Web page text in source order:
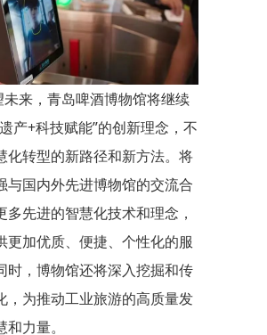
来，青岛啤酒博物馆将继续
产+科技赋能”的创新理念，不
化转型的新路径和新方法。将
与国内外先进博物馆的交流合
多先进的智慧化技术和理念，
更加优质、便捷、个性化的服
时，博物馆还将深入挖掘和传
，为推动工业旅游的高质量发
力量。